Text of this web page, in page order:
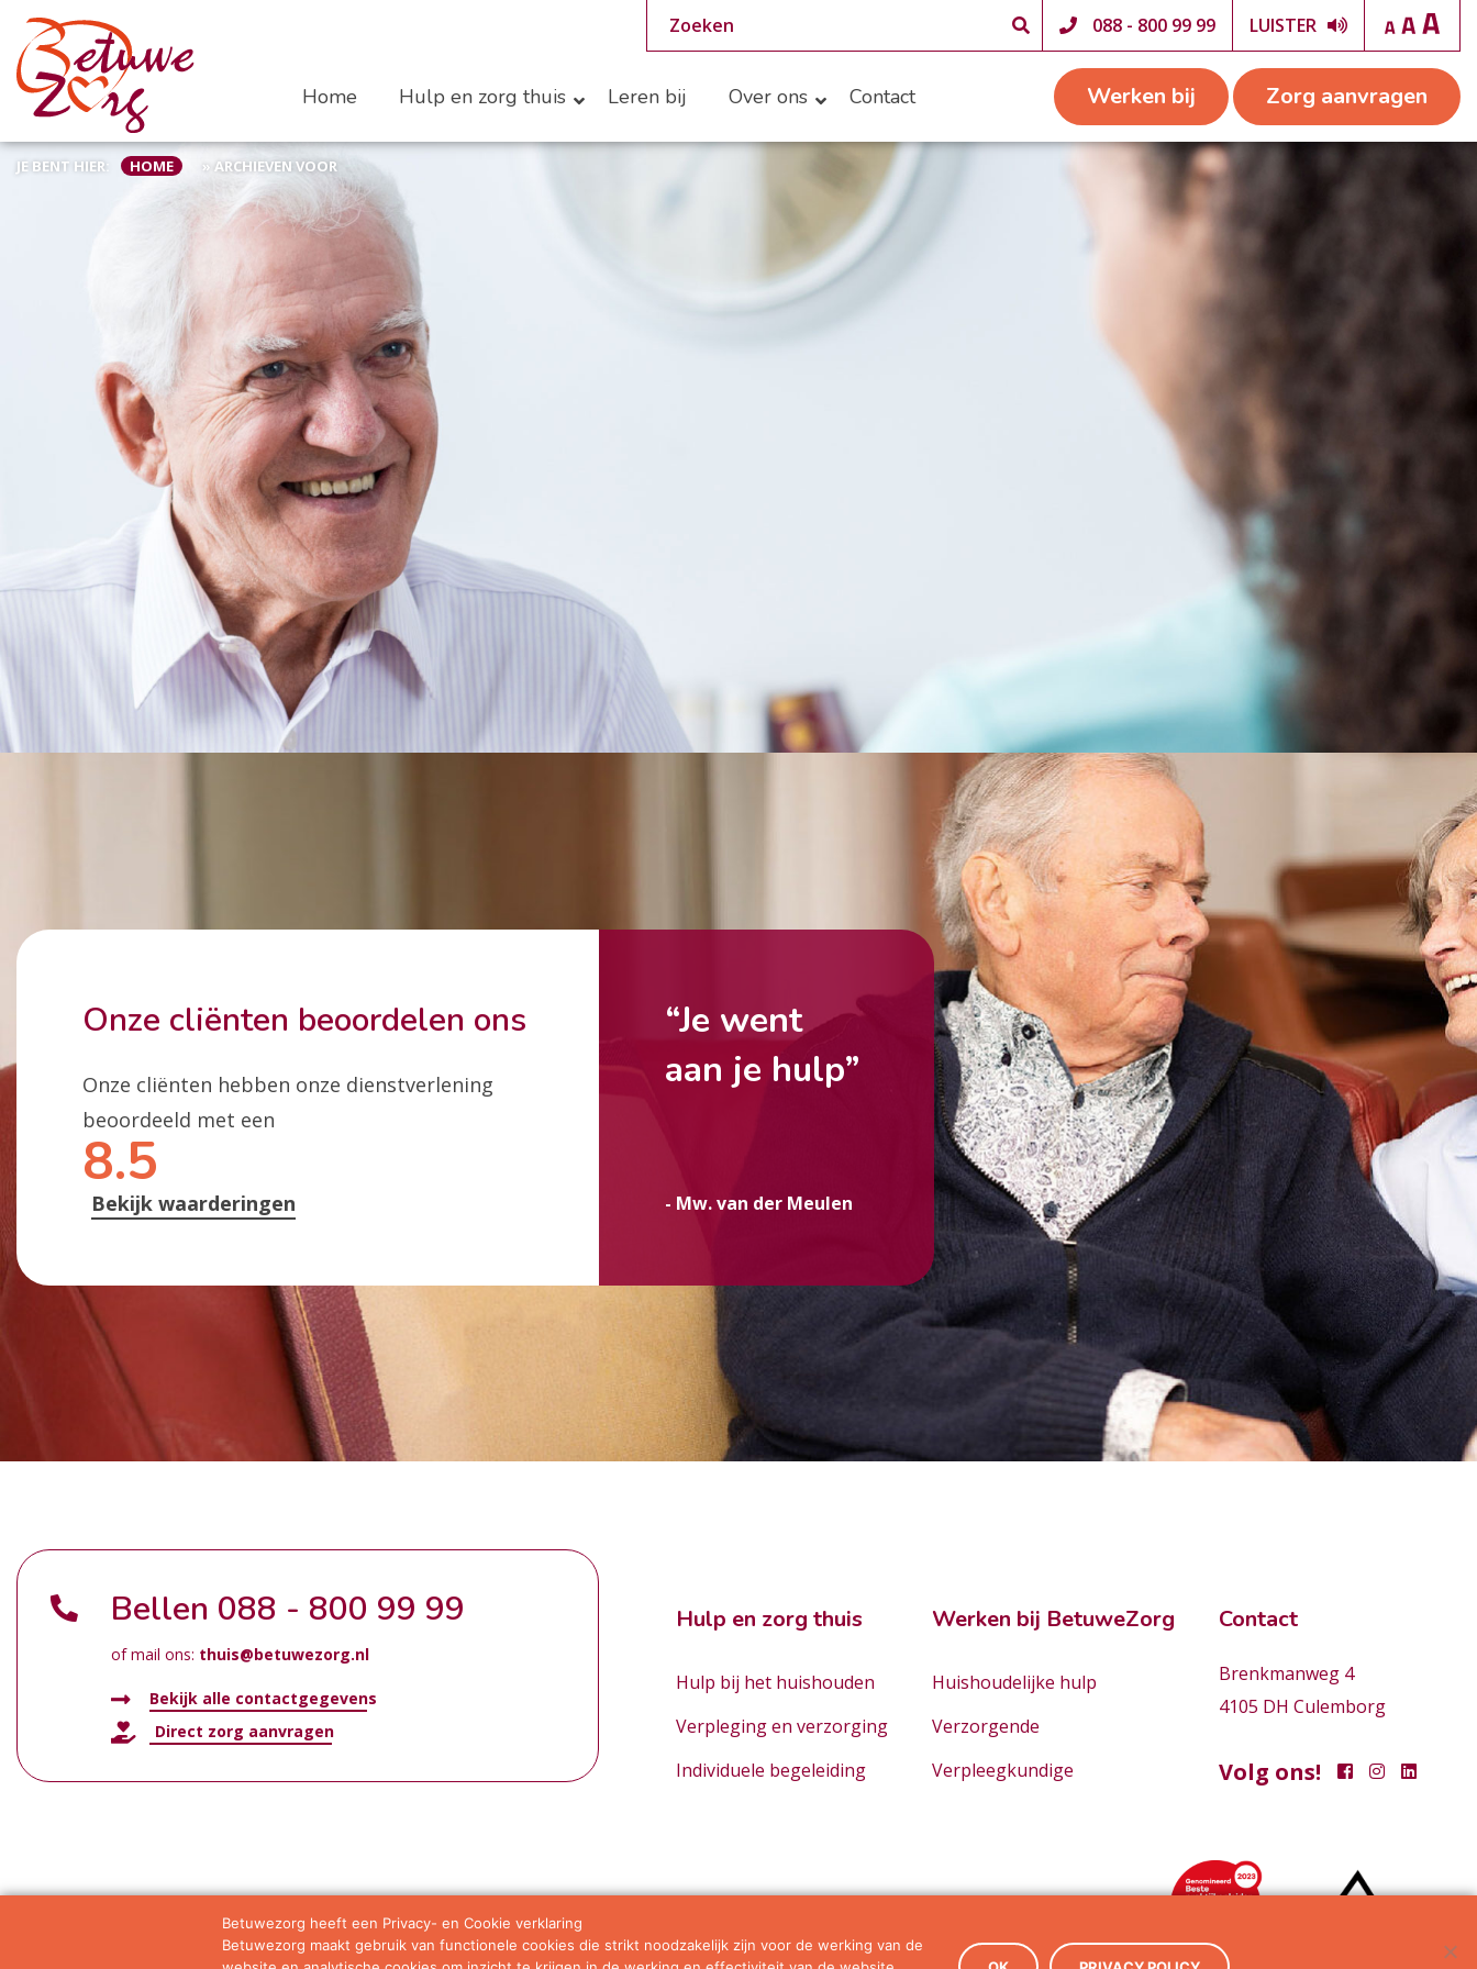
088 - 800 99 99 LUISTER
Home Hulp en zorg thuis Leren bij Over ons Contact Werken bij Zorg aanvragen
JE BENT HIER: HOME » ARCHIEVEN VOOR
Onze cliënten beoordelen ons
Onze cliënten hebben onze dienstverlening
beoordeeld met een
8.5
Bekijk waarderingen
“Je went
aan je hulp”
- Mw. van der Meulen
Bellen 088 - 800 99 99
of mail ons: thuis@betuwezorg.nl
Bekijk alle contactgegevens
Direct zorg aanvragen
Hulp en zorg thuis
Hulp bij het huishouden
Verpleging en verzorging
Individuele begeleiding
Werken bij BetuweZorg
Huishoudelijke hulp
Verzorgende
Verpleegkundige
Contact
Brenkmanweg 4
4105 DH Culemborg
Volg ons!
Privacy statement Algemene voorwaarden
Betuwezorg heeft een Privacy- en Cookie verklaring
Betuwezorg maakt gebruik van functionele cookies die strikt noodzakelijk zijn voor de werking van de